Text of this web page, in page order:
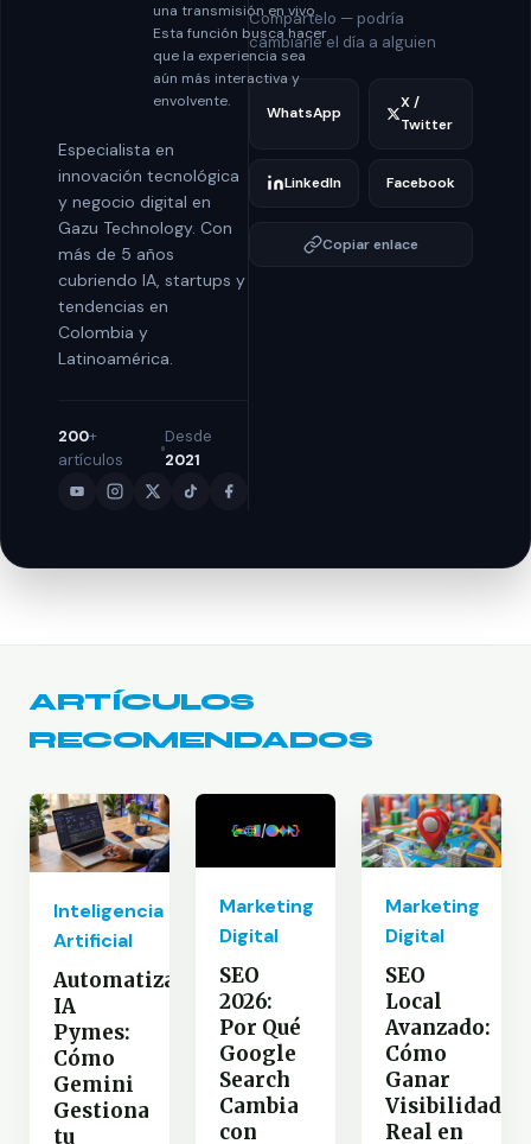
una transmisión en vivo.
Esta función busca hacer
que la experiencia sea
aún más interactiva y
envolvente.
Especialista en
innovación tecnológica
y negocio digital en
Gazu Technology. Con
más de 5 años
cubriendo IA, startups y
tendencias en
Colombia y
Latinoamérica.
200+
artículos
Desde
2021
Compártelo — podría
cambiarle el día a alguien
WhatsApp
X /
Twitter
LinkedIn Facebook
Copiar enlace
ARTÍCULOS
RECOMENDADOS
Inteligencia
Artificial
Automatización
IA
Pymes:
Cómo
Gemini
Gestiona
tu
Marketing
Digital
SEO
2026:
Por Qué
Google
Search
Cambia
con
Marketing
Digital
SEO
Local
Avanzado:
Cómo
Ganar
Visibilidad
Real en